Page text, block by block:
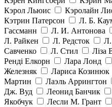
Кэрол Льюис
Кэролайн
Кэтрин Патерсон
Л. Б.
Гассманн
Л. И. Антонова
Л. Райкен
Л. Редсток Л.
Савченко
Л. Стил Ліза
Ренді Елкорн
Лара Лонд
Железняк
Лариса Козинюк
Мартин
Лаэль Аррингтон
Дж. Вуд
Леонид Банчик
Якобчук
Лесли М. Грант